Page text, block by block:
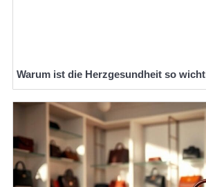
Warum ist die Herzgesundheit so